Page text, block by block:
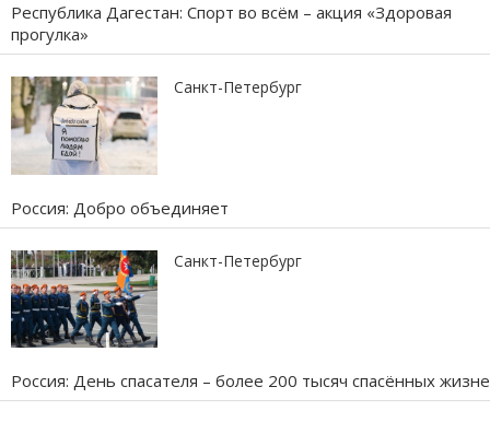
Республика Дагестан: Спорт во всём – акция «Здоровая
прогулка»
Санкт-Петербург
Россия: Добро объединяет
Санкт-Петербург
Россия: День спасателя – более 200 тысяч спасённых